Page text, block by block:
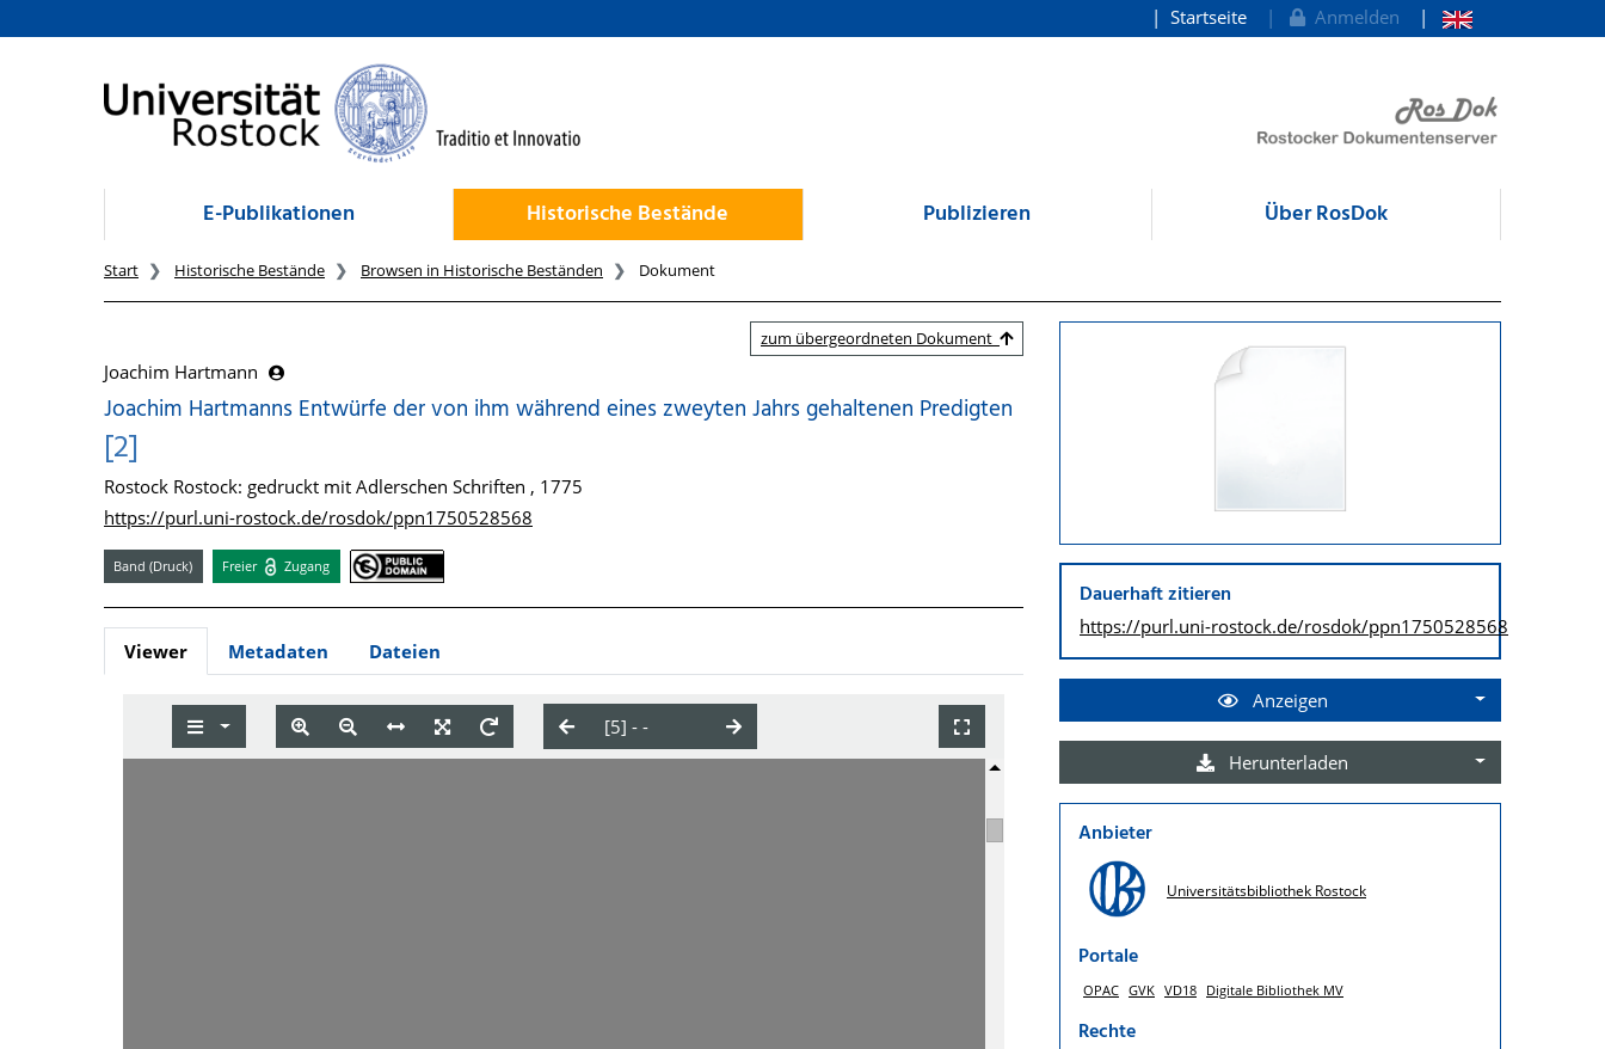
zum Inhalt
Startseite Anmelden
E-Publikationen Historische Bestände Publizieren Über RosDok
Start Historische Bestände Browsen in Historische Beständen Dokument
zum übergeordneten Dokument
Joachim Hartmann
Joachim Hartmanns Entwürfe der von ihm während eines zweyten Jahrs gehaltenen Predigten
[2]
Rostock Rostock: gedruckt mit Adlerschen Schriften , 1775
https://purl.uni-rostock.de/rosdok/ppn1750528568
Band (Druck) Freier Zugang
Viewer Metadaten Dateien
Dauerhaft zitieren
https://purl.uni-rostock.de/rosdok/ppn1750528568
Anzeigen
Herunterladen
Anbieter
Universitätsbibliothek Rostock
Portale
OPAC GVK VD18 Digitale Bibliothek MV
Rechte